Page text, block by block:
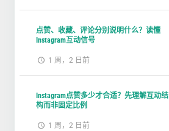
点赞、收藏、评论分别说明什么？读懂
Instagram互动信号
1 周，2 日前
Instagram点赞多少才合适？先理解互动结
构而非固定比例
1 周，2 日前